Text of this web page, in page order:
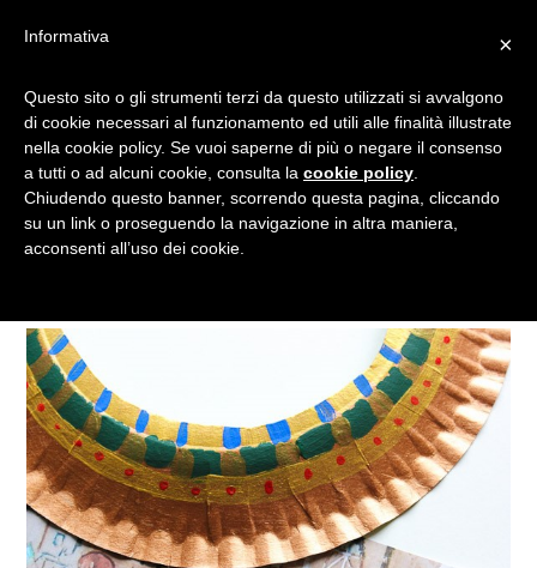
DAGLI EGIZI AGLI ANTICHI
ROMANI: COSTUMI DI
CARNEVALE REALIZZATI A
MANO
×
Informativa
Questo sito o gli strumenti terzi da questo utilizzati si avvalgono
di cookie necessari al funzionamento ed utili alle finalità illustrate
nella cookie policy. Se vuoi saperne di più o negare il consenso
a tutti o ad alcuni cookie, consulta la cookie policy
Chiudendo questo banner, scorrendo questa pagina, cliccando
su un link o proseguendo la navigazione in altra maniera,
acconsenti all’uso dei cookie.